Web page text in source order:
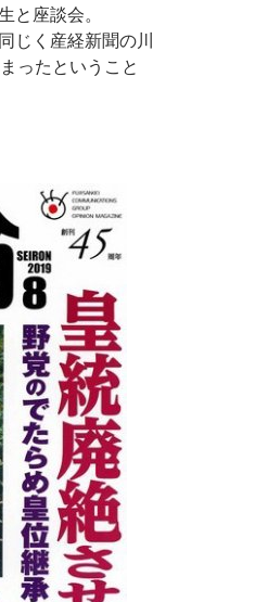
と座談会。
じく産経新聞の川
ったということ